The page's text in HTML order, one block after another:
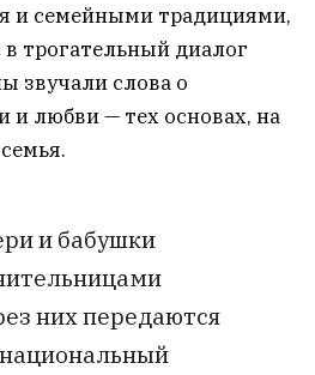
и семейными традициями,
трогательный диалог
звучали слова о
и любви — тех основах, на
и бабушки
них передаются